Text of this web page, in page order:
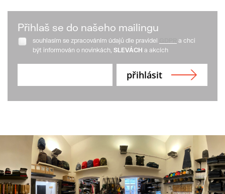
Přihlaš se do našeho mailingu
souhlasím se zpracováním údajů dle pravidel
a chci
být informován o novinkách, SLEVÁCH a akcích